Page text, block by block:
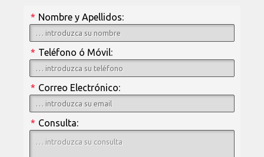
Nombre y Apellidos:
*
Teléfono ó Móvil:
*
Correo Electrónico:
*
Consulta:
*